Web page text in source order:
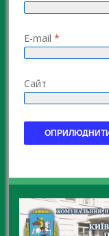
E-mail *
Сайт